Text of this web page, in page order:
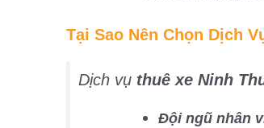
Tại Sao Nên Chọn Dịch
Dịch vụ thuê xe Ninh
Đội ngũ nhân